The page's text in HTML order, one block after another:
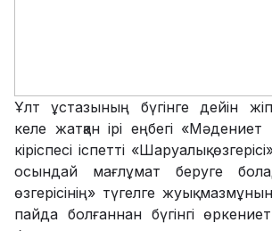
Ұлт ұстазының бүгінге дейін
келе жатқан ірі еңбегі
кіріспесі іспетті «Шаруалық
осындай мағлұмат беруге
өзгерісінің» түгелге жуық
пайда болғаннан бүгінгі